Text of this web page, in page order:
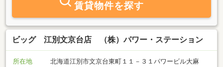
賃貸物件を探す
ビッグ 江別文京台店 （株）パワー・ステーション
所在地
北海道江別市文京台東町１１－３１パワービル大麻